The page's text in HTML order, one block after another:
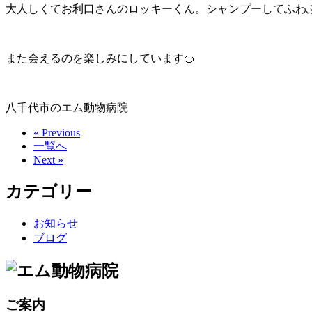
大人しくてお利口さんのロッキーくん。シャンプーしてふわ
また会えるのを楽しみにしています🍊
八千代市のエム動物病院
« Previous
一覧へ
Next »
カテゴリー
お知らせ
ブログ
ご案内